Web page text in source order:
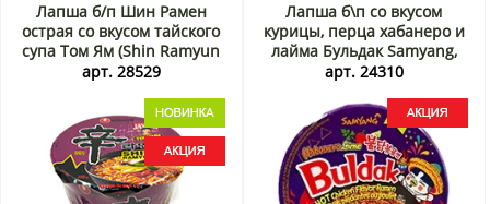
Лапша б/п Шин Рамен
острая со вкусом тайского
супа Том Ям (Shin Ramyun
Tom Yum Flavour) Nongshim,
арт. 28529
Лапша б\п со вкусом
курицы, перца хабанеро и
лайма Бульдак Samyang,
Корея, 110 г Акция
арт. 24310